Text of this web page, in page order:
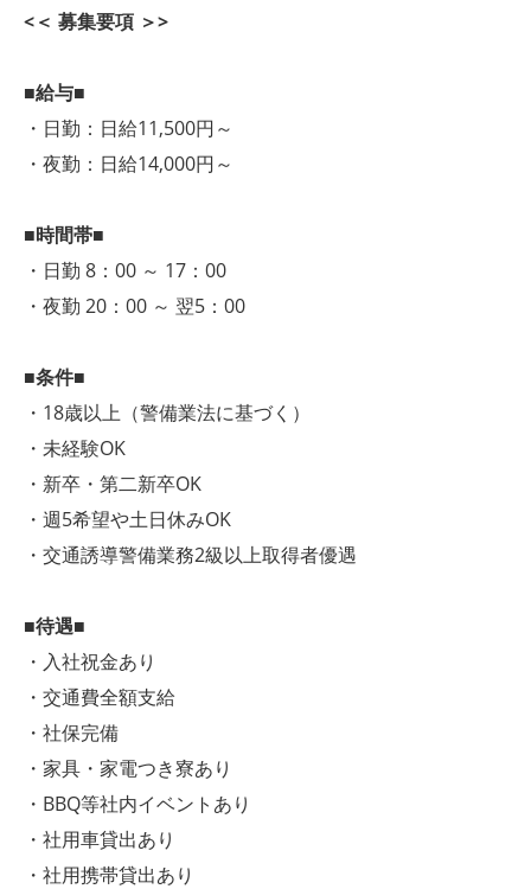
<＜ 募集要項 ＞>
■給与■
・日勤：日給11,500円～
・夜勤：日給14,000円～
■時間帯■
・日勤 8：00 ～ 17：00
・夜勤 20：00 ～ 翌5：00
■条件■
・18歳以上（警備業法に基づく）
・未経験OK
・新卒・第二新卒OK
・週5希望や土日休みOK
・交通誘導警備業務2級以上取得者優遇
■待遇■
・入社祝金あり
・交通費全額支給
・社保完備
・家具・家電つき寮あり
・BBQ等社内イベントあり
・社用車貸出あり
・社用携帯貸出あり